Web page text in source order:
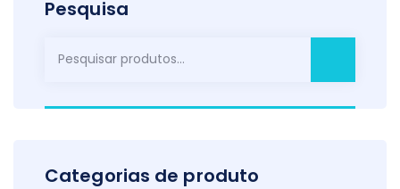
Pesquisa
Pesquisar
Categorias de produto